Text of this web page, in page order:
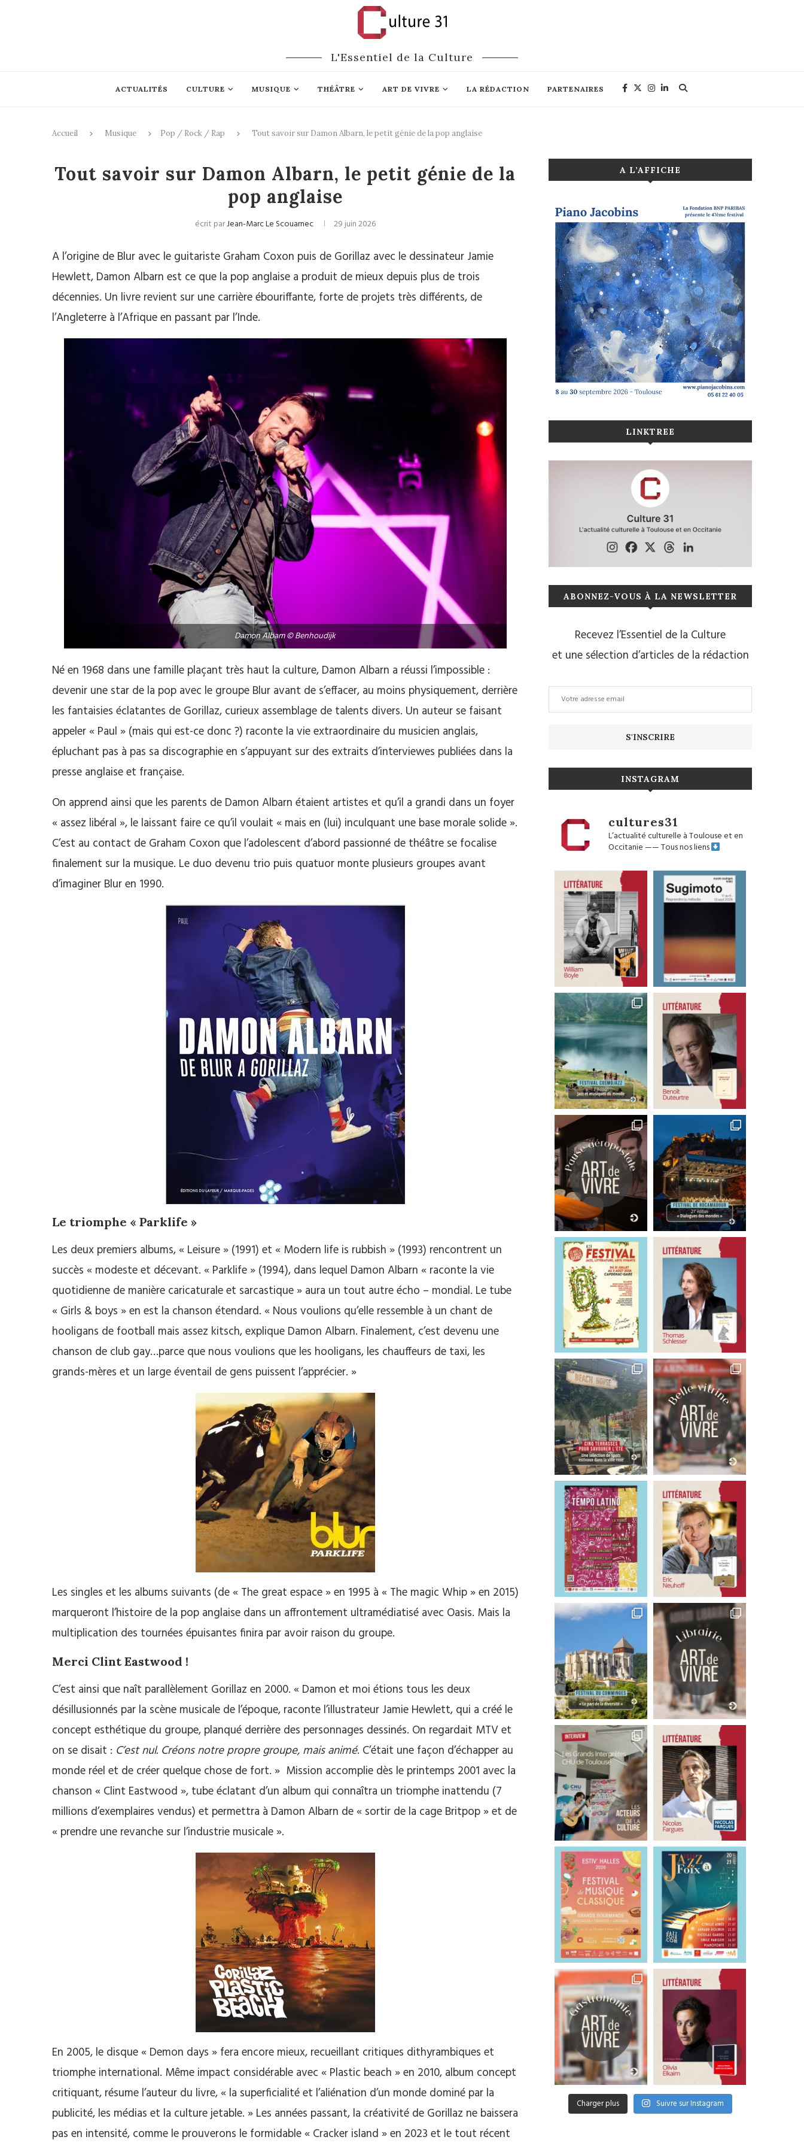
L'Essentiel de la Culture
ACTUALITÉS CULTURE MUSIQUE THÉÂTRE ART DE VIVRE LA RÉDACTION PARTENAIRES
Accueil Musique Pop / Rock / Rap Tout savoir sur Damon Albarn, le petit génie de la pop anglaise
Tout savoir sur Damon Albarn, le petit génie de la
pop anglaise
écrit parJean-Marc Le Scouarnec 29 juin 2026
A l’origine de Blur avec le guitariste Graham Coxon puis de Gorillaz avec le dessinateur Jamie
Hewlett, Damon Albarn est ce que la pop anglaise a produit de mieux depuis plus de trois
décennies. Un livre revient sur une carrière ébouriffante, forte de projets très différents, de
l’Angleterre à l’Afrique en passant par l’Inde.
Damon Albam © Benhoudijk
Né en 1968 dans une famille plaçant très haut la culture, Damon Albarn a réussi l’impossible :
devenir une star de la pop avec le groupe Blur avant de s’effacer, au moins physiquement, derrière
les fantaisies éclatantes de Gorillaz, curieux assemblage de talents divers. Un auteur se faisant
appeler « Paul » (mais qui est-ce donc ?) raconte la vie extraordinaire du musicien anglais,
épluchant pas à pas sa discographie en s’appuyant sur des extraits d’interviewes publiées dans la
presse anglaise et française.
On apprend ainsi que les parents de Damon Albarn étaient artistes et qu’il a grandi dans un foyer
« assez libéral », le laissant faire ce qu’il voulait « mais en (lui) inculquant une base morale solide ».
C’est au contact de Graham Coxon que l’adolescent d’abord passionné de théâtre se focalise
finalement sur la musique. Le duo devenu trio puis quatuor monte plusieurs groupes avant
d’imaginer Blur en 1990.
Le triomphe « Parklife »
Les deux premiers albums, « Leisure » (1991) et « Modern life is rubbish » (1993) rencontrent un
succès « modeste et décevant. « Parklife » (1994), dans lequel Damon Albarn « raconte la vie
quotidienne de manière caricaturale et sarcastique » aura un tout autre écho – mondial. Le tube
« Girls & boys » en est la chanson étendard. « Nous voulions qu’elle ressemble à un chant de
hooligans de football mais assez kitsch, explique Damon Albarn. Finalement, c’est devenu une
chanson de club gay…parce que nous voulions que les hooligans, les chauffeurs de taxi, les
grands-mères et un large éventail de gens puissent l’apprécier. »
Les singles et les albums suivants (de « The great espace » en 1995 à « The magic Whip » en 2015)
marqueront l’histoire de la pop anglaise dans un affrontement ultramédiatisé avec Oasis. Mais la
multiplication des tournées épuisantes finira par avoir raison du groupe.
Merci Clint Eastwood !
C’est ainsi que naît parallèlement Gorillaz en 2000. « Damon et moi étions tous les deux
désillusionnés par la scène musicale de l’époque, raconte l’illustrateur Jamie Hewlett, qui a créé le
concept esthétique du groupe, planqué derrière des personnages dessinés. On regardait MTV et
on se disait : C’est nul. Créons notre propre groupe, mais animé. C’était une façon d’échapper au
monde réel et de créer quelque chose de fort. » Mission accomplie dès le printemps 2001 avec la
chanson « Clint Eastwood », tube éclatant d’un album qui connaîtra un triomphe inattendu (7
millions d’exemplaires vendus) et permettra à Damon Albarn de « sortir de la cage Britpop » et de
« prendre une revanche sur l’industrie musicale ».
En 2005, le disque « Demon days » fera encore mieux, recueillant critiques dithyrambiques et
triomphe international. Même impact considérable avec « Plastic beach » en 2010, album concept
critiquant, résume l’auteur du livre, « la superficialité et l’aliénation d’un monde dominé par la
publicité, les médias et la culture jetable. » Les années passant, la créativité de Gorillaz ne baissera
pas en intensité, comme le prouverons le formidable « Cracker island » en 2023 et le tout récent
A L’AFFICHE
LINKTREE
ABONNEZ-VOUS À LA NEWSLETTER
Recevez l’Essentiel de la Culture
et une sélection d’articles de la rédaction
INSTAGRAM
cultures31
L’actualité culturelle à Toulouse et en
Occitanie——Tous nos liens
Charger plus Suivre sur Instagram